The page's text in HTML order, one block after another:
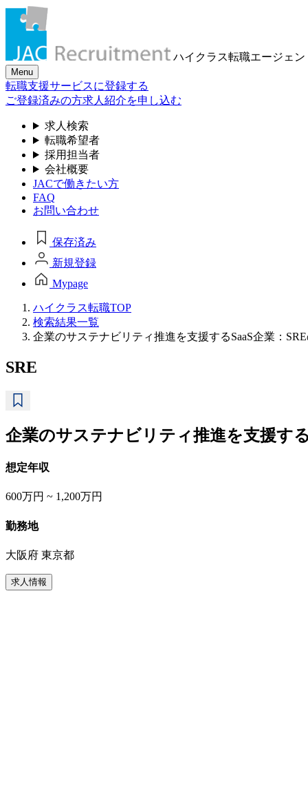
ハイクラス転職エージェン
Menu
転職支援サービスに登録する
ご登録済みの方求人紹介を申し込む
求人検索
転職希望者
採用担当者
会社概要
JACで働きたい方
FAQ
お問い合わせ
保存済み
新規登録
Mypage
ハイクラス転職TOP
検索結果一覧
企業のサステナビリティ推進を支援するSaaS企業：
SRE
企業のサステナビリティ推進を支援す
想定年収
600万円 ~ 1,200万円
勤務地
大阪府 東京都
求人情報